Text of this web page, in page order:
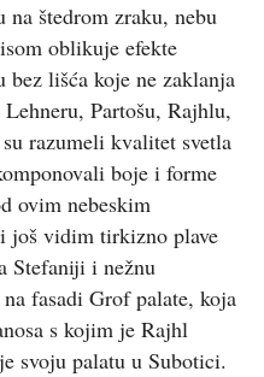
na štedrom zraku, nebu
oblikuje efekte
bez lišća koje ne zaklanja
Partošu, Rajhlu,
razumeli kvalitet svetla
boje i forme
ovim nebeskim
još vidim tirkizno plave
Stefaniji i nežnu
fasadi Grof palate, koja
s kojim je Rajhl
svoju palatu u Subotici.